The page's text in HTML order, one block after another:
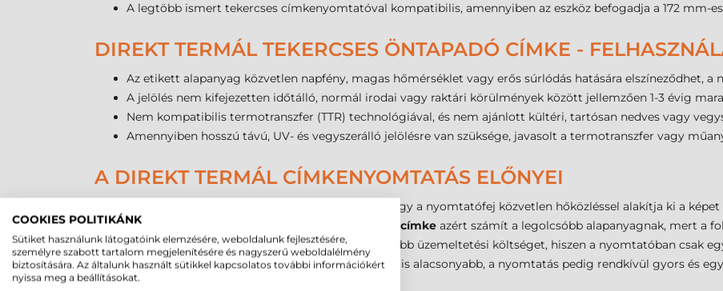
A legtöbb ismert tekercses címkenyomtatóval kompatibilis, amennyiben az eszköz befogadja a 172 mm-
DIREKT TERMÁL TEKERCSES ÖNTAPADÓ CÍMKE -
Az etikett alapanyag közvetlen napfény, magas hőmérséklet vagy erős súrlódás hatására elszíneződhet, a
A jelölés nem kifejezetten időtálló, normál irodai vagy raktári körülmények között jellemzően 1-3 évig
Nem kompatibilis termotranszfer (TTR) technológiával, és nem ajánlott kültéri, tartósan nedves vagy
Amennyiben hosszú távú, UV- és vegyszerálló jelölésre van szüksége, javasolt a termotranszfer vagy
A DIREKT TERMÁL CÍMKENYOMTATÁS ELŐNYEI
A direkt termál technológia működésének lényege, hogy a nyomtatófej közvetlen hőközléssel alakítja ki a
papíron. Ez a
Tezeko 50×70 mm tekercses öntapadó címke azért számít a legolcsóbb alapanyagnak, mert a
nincs szükség. Ez a megoldás biztosítja a legalacsonyabb üzemeltetési költséget, hiszen a nyomtatóban csak
technológia egyszerűsége miatt a karbantartási igény is alacsonyabb, a nyomtatás pedig rendkívül gyors és
folyamatok során.
COOKIES POLITIKÁNK
Sütiket használunk látogatóink elemzésére, weboldalunk fejlesztésére,
személyre szabott tartalom megjelenítésére és nagyszerű weboldalélmény
biztosítására. Az általunk használt sütikkel kapcsolatos további információkért
nyissa meg a beállításokat.